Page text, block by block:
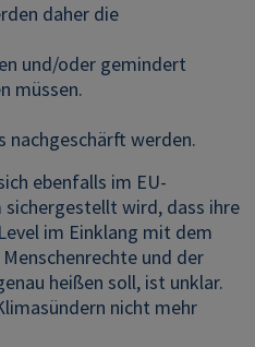
daher die
und/oder gemindert
müssen.
nachgeschärft werden.
ebenfalls im EU-
wird, dass ihre
im Einklang mit dem
und der
heißen soll, ist unklar.
nicht mehr